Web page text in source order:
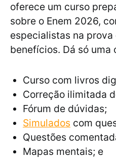
oferece um curso
sobre o Enem 2026,
especialistas na
benefícios. Dá só uma
Curso com livros
Correção ilimitada
Fórum de dúvidas;
Simulados com
Questões
Mapas mentais; e